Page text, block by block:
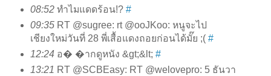
08:52ทำไมแดดร้อน!? #
09:35RT @sugree: rt @ooJKoo: หนูจะไป
เชียงใหม่วันที่ 28 พี่เสื้อแดงถอยก่อนได้มั๊ย ;( #
12:24อ� �ากดูหนัง &gt;&lt; #
13:21 RT @SCBEasy: RT @welovepro: 5 ธันวา